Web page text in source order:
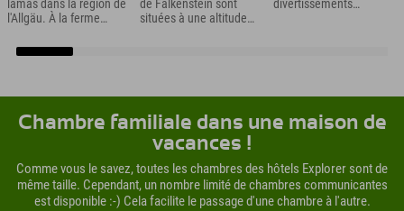
lamas dans la région de
l'Allgäu. À la ferme
Nesselwang, 16
adorables compagnons
de Falkenstein sont
situées à une altitude
divertissements
spacieux espace
sauna.
Chambre familiale dans une maison de
vacances !
Comme vous le savez, toutes les chambres des hôtels Explorer sont de
même taille. Cependant, un nombre limité de chambres communicantes
est disponible :-) Cela facilite le passage d'une chambre à l'autre.